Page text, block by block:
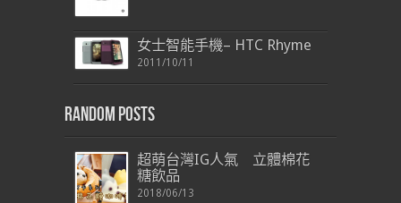
女士智能手機– HTC Rhyme
2011/10/11
Random Posts
超萌台灣IG人氣 立體棉花
糖飲品
2018/06/13